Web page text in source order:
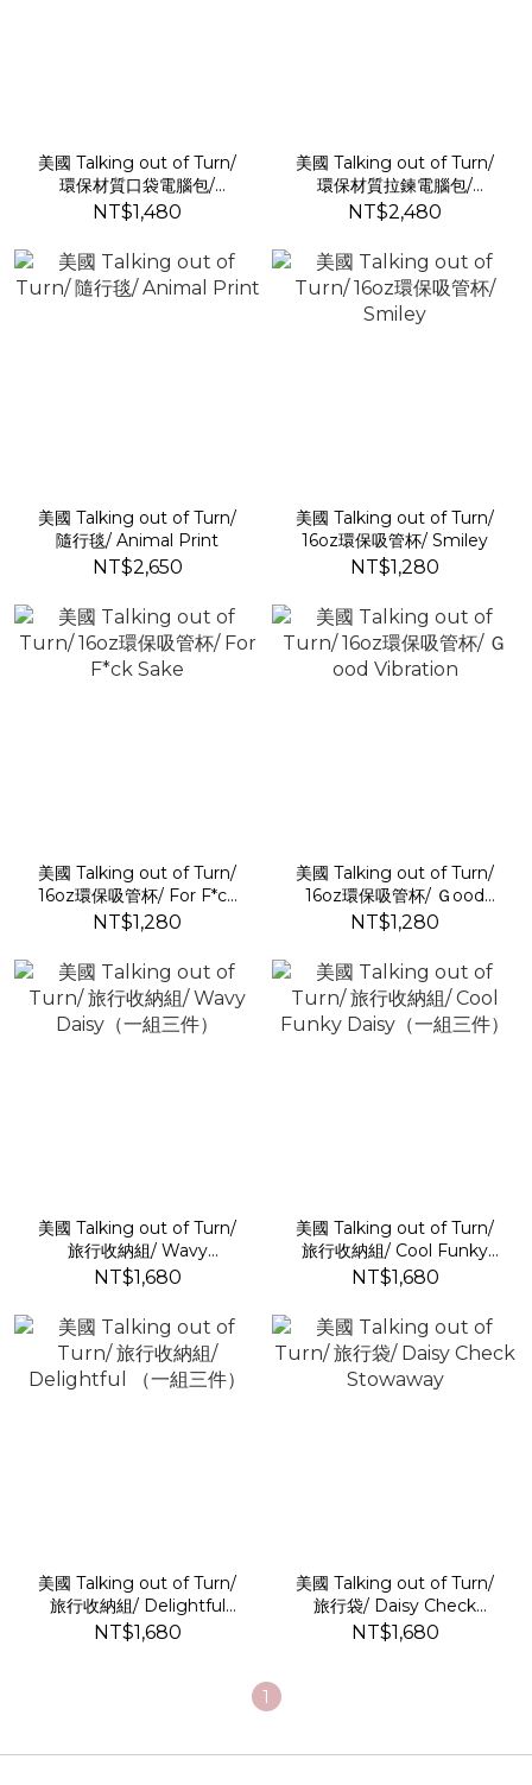
美國 Talking out of Turn/
環保材質口袋電腦包/
Rising Scallops
NT$1,480
美國 Talking out of Turn/
環保材質拉鍊電腦包/
Ethereal Moon
NT$2,480
美國 Talking out of Turn/
隨行毯/ Animal Print
NT$2,650
美國 Talking out of Turn/
16oz環保吸管杯/ Smiley
NT$1,280
美國 Talking out of Turn/
16oz環保吸管杯/ For F*ck
Sake
NT$1,280
美國 Talking out of Turn/
16oz環保吸管杯/ Ｇood
Vibration
NT$1,280
美國 Talking out of Turn/
旅行收納組/ Wavy
Daisy（一組三件）
NT$1,680
美國 Talking out of Turn/
旅行收納組/ Cool Funky
Daisy（一組三件）
NT$1,680
美國 Talking out of Turn/
旅行收納組/ Delightful
（一組三件）
NT$1,680
美國 Talking out of Turn/
旅行袋/ Daisy Check
Stowaway
NT$1,680
1